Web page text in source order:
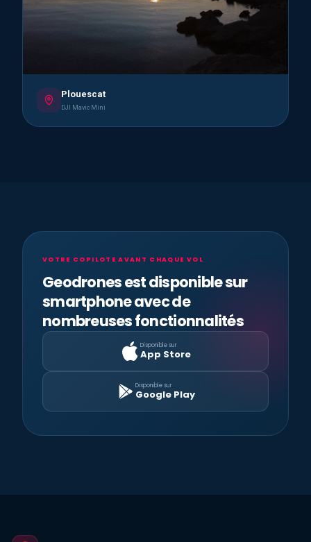
Plouescat
DJI Mavic Mini
VOTRE COPILOTE AVANT CHAQUE VOL
Geodrones est disponible sur
smartphone avec de
nombreuses fonctionnalités
Disponible sur
App Store
Disponible sur
Google Play